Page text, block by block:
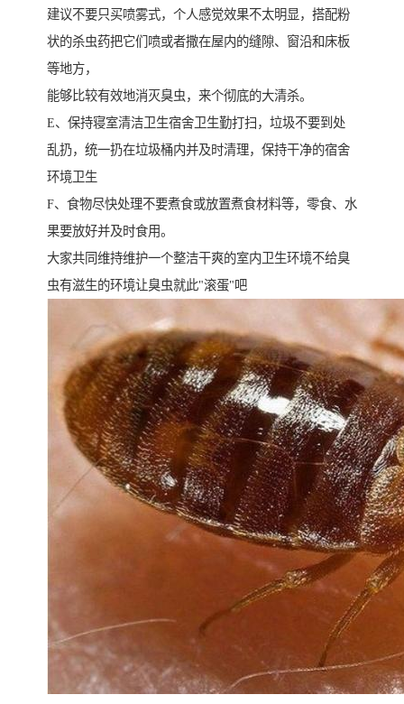
建议不要只买喷雾式，个人感觉效果不太明显，搭配粉
状的杀虫药把它们喷或者撒在屋内的缝隙、窗沿和床板
等地方，
能够比较有效地消灭臭虫，来个彻底的大清杀。
E、保持寝室清洁卫生宿舍卫生勤打扫，垃圾不要到处
乱扔，统一扔在垃圾桶内并及时清理，保持干净的宿舍
环境卫生
F、食物尽快处理不要煮食或放置煮食材料等，零食、水
果要放好并及时食用。
大家共同维持维护一个整洁干爽的室内卫生环境不给臭
虫有滋生的环境让臭虫就此"滚蛋"吧